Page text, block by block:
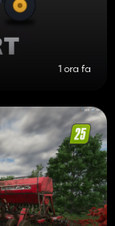
1 ora fa